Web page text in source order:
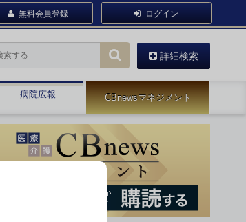
無料会員登録 ログイン
詳細検索
病院広報 CBnewsマネジメント